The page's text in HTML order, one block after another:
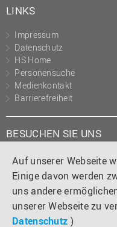
Auf unserer Webseite
Einige davon werden
uns andere
unserer Webseite zu
Datenschutz )
LINKS
Impressum
Datenschutz
HS Home
Personensuche
Medienkontakt
Barrierefreiheit
BESUCHEN SIE UNS
Instagram
Tiktok